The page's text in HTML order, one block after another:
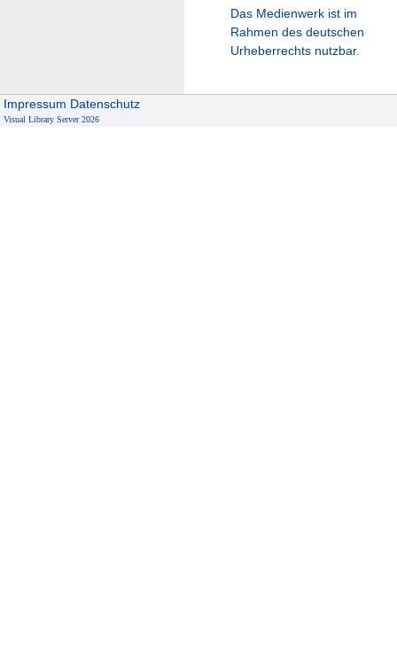
Das Medienwerk ist im
Rahmen des deutschen
Urheberrechts nutzbar.
Impressum Datenschutz
Visual Library Server 2026